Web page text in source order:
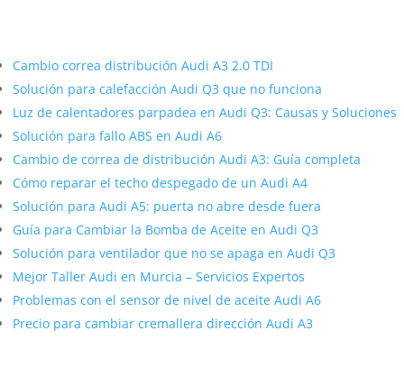
Cambio correa distribución Audi A3 2.0 TDI
Solución para calefacción Audi Q3 que no funciona
Luz de calentadores parpadea en Audi Q3: Causas y Soluciones
Solución para fallo ABS en Audi A6
Cambio de correa de distribución Audi A3: Guía completa
Cómo reparar el techo despegado de un Audi A4
Solución para Audi A5: puerta no abre desde fuera
Guía para Cambiar la Bomba de Aceite en Audi Q3
Solución para ventilador que no se apaga en Audi Q3
Mejor Taller Audi en Murcia – Servicios Expertos
Problemas con el sensor de nivel de aceite Audi A6
Precio para cambiar cremallera dirección Audi A3